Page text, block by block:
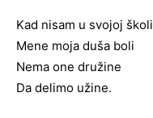
Kad nisam u svojoj školi
Mene moja duša boli
Nema one družine
Da delimo užine.